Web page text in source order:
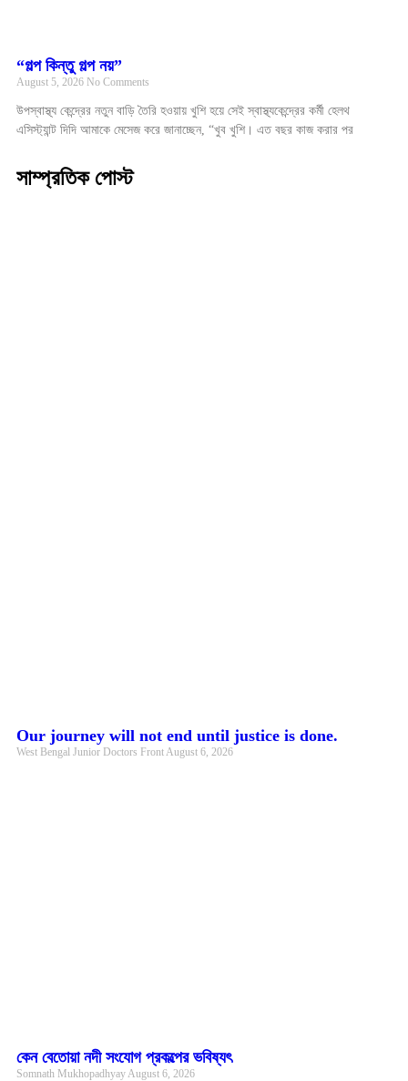
“গল্প কিন্তু গল্প নয়”
August 5, 2026 No Comments
উপস্বাস্থ্য কেন্দ্রের নতুন বাড়ি তৈরি হওয়ায় খুশি হয়ে সেই স্বাস্থ্যকেন্দ্রের কর্মী হেলথ
এসিস্ট্যান্ট দিদি আমাকে মেসেজ করে জানাচ্ছেন, “খুব খুশি। এত বছর কাজ করার পর
সাম্প্রতিক পোস্ট
Our journey will not end until justice is done.
West Bengal Junior Doctors Front August 6, 2026
কেন বেতোয়া নদী সংযোগ প্রকল্পের ভবিষ্যৎ
Somnath MukhopadhyayAugust 6, 2026